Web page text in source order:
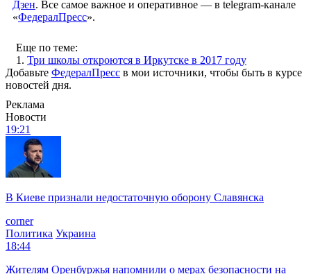
Дзен. Все самое важное и оперативное — в telegram-канале
«ФедералПресс».
Еще по теме:
1. Три школы откроются в Иркутске в 2017 году
Добавьте ФедералПресс в мои источники, чтобы быть в курсе
новостей дня.
Реклама
Новости
19:21
В Киеве признали недостаточную оборону Славянска
corner
Политика Украина
18:44
Жителям Оренбуржья напомнили о мерах безопасности на